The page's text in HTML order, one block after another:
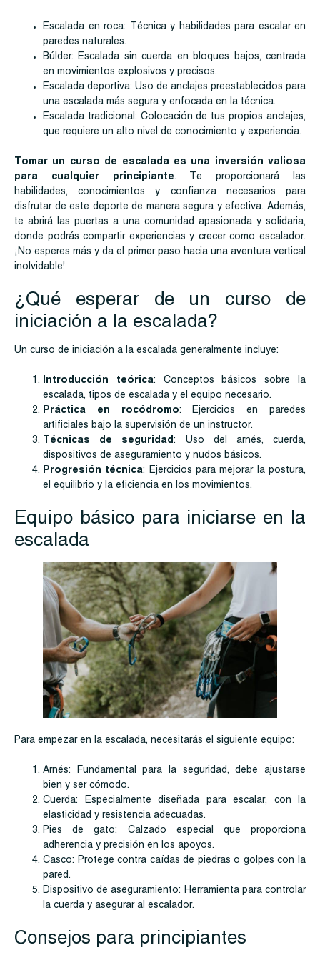
Escalada en roca: Técnica y habilidades para escalar en
paredes naturales.
Búlder: Escalada sin cuerda en bloques bajos, centrada
en movimientos explosivos y precisos.
Escalada deportiva: Uso de anclajes preestablecidos para
una escalada más segura y enfocada en la técnica.
Escalada tradicional: Colocación de tus propios anclajes,
que requiere un alto nivel de conocimiento y experiencia.
Tomar un curso de escalada es una inversión valiosa
para cualquier principiante. Te proporcionará las
habilidades, conocimientos y confianza necesarios para
disfrutar de este deporte de manera segura y efectiva. Además,
te abrirá las puertas a una comunidad apasionada y solidaria,
donde podrás compartir experiencias y crecer como escalador.
¡No esperes más y da el primer paso hacia una aventura vertical
inolvidable!
¿Qué esperar de un curso de
iniciación a la escalada?
Un curso de iniciación a la escalada generalmente incluye:
Introducción teórica: Conceptos básicos sobre la
escalada, tipos de escalada y el equipo necesario.
Práctica en rocódromo: Ejercicios en paredes
artificiales bajo la supervisión de un instructor.
Técnicas de seguridad: Uso del arnés, cuerda,
dispositivos de aseguramiento y nudos básicos.
Progresión técnica: Ejercicios para mejorar la postura,
el equilibrio y la eficiencia en los movimientos.
Equipo básico para iniciarse en la
escalada
Para empezar en la escalada, necesitarás el siguiente equipo:
Arnés: Fundamental para la seguridad, debe ajustarse
bien y ser cómodo.
Cuerda: Especialmente diseñada para escalar, con la
elasticidad y resistencia adecuadas.
Pies de gato: Calzado especial que proporciona
adherencia y precisión en los apoyos.
Casco: Protege contra caídas de piedras o golpes con la
pared.
Dispositivo de aseguramiento: Herramienta para controlar
la cuerda y asegurar al escalador.
Consejos para principiantes